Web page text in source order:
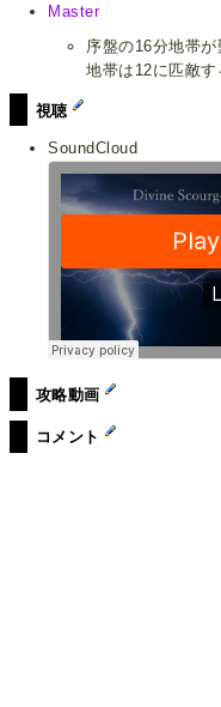
Master
序盤の16分地帯
地帯は12に匹敵す
視聴
SoundCloud
攻略動画
コメント